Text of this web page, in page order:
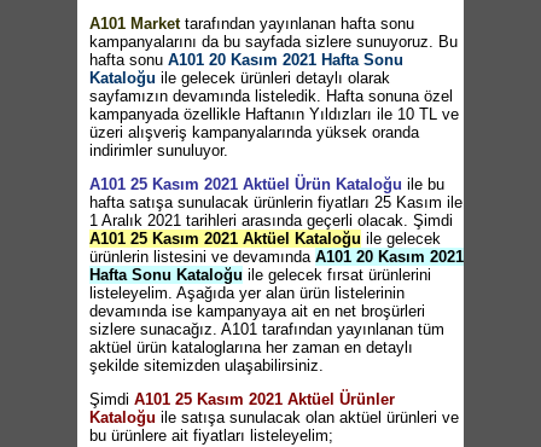
A101 Markettarafından yayınlanan hafta sonu
kampanyalarını da bu sayfada sizlere sunuyoruz. Bu
hafta sonu A101 20 Kasım 2021 Hafta Sonu
Kataloğu ile gelecek ürünleri detaylı olarak
sayfamızın devamında listeledik. Hafta sonuna özel
kampanyada özellikle Haftanın Yıldızları ile 10 TL ve
üzeri alışveriş kampanyalarında yüksek oranda
indirimler sunuluyor.
A101 25 Kasım 2021 Aktüel Ürün Kataloğu ile bu
hafta satışa sunulacak ürünlerin fiyatları 25 Kasım ile
1 Aralık 2021 tarihleri arasında geçerli olacak. Şimdi
A101 25 Kasım 2021 Aktüel Kataloğu ile gelecek
ürünlerin listesini ve devamında A101 20 Kasım 2021
Hafta Sonu Kataloğu ile gelecek fırsat ürünlerini
listeleyelim. Aşağıda yer alan ürün listelerinin
devamında ise kampanyaya ait en net broşürleri
sizlere sunacağız. A101 tarafından yayınlanan tüm
aktüel ürün kataloglarına her zaman en detaylı
şekilde sitemizden ulaşabilirsiniz.
Şimdi A101 25 Kasım 2021 Aktüel Ürünler
Kataloğu ile satışa sunulacak olan aktüel ürünleri ve
bu ürünlere ait fiyatları listeleyelim;